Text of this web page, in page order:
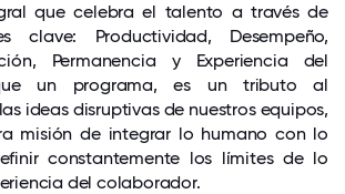
que celebra el talento a través de
clave: Productividad, Desempeño,
Permanencia y Experiencia del
un programa, es un tributo al
ideas disruptivas de nuestros equipos,
misión de integrar lo humano con lo
constantemente los límites de lo
del colaborador.